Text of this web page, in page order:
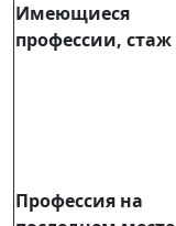
Имеющиеся
профессии, стаж
Профессия на